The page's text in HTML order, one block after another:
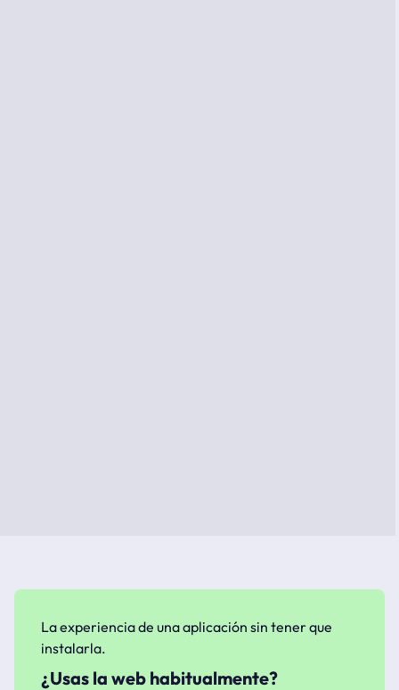
La experiencia de una aplicación sin tener que
instalarla.
¿Usas la web habitualmente?